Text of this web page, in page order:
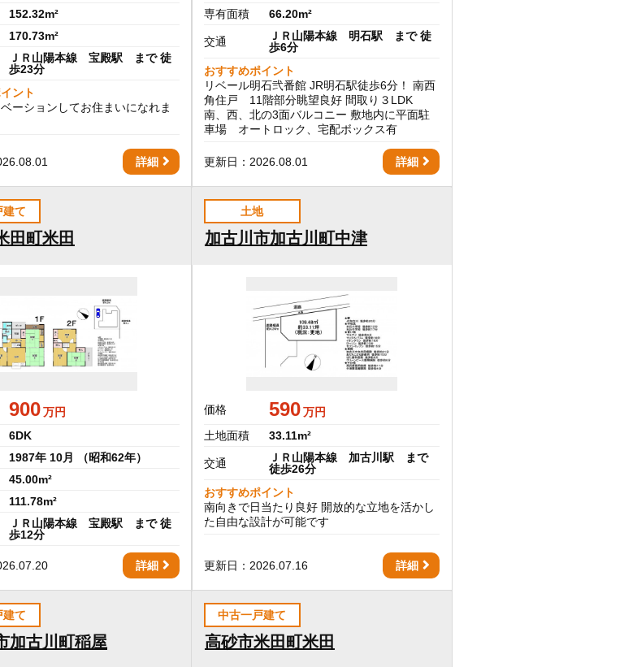
152.32m²
170.73m²
ＪＲ山陽本線 宝殿駅 まで 徒
歩23分
ント
ーションしてお住まいになれま
詳細
専有面積
66.20m²
交通
ＪＲ山陽本線 明石駅 まで 徒
歩6分
おすすめポイント
リベール明石弐番館 JR明石駅徒歩6分！ 南西
角住戸 11階部分眺望良好 間取り３LDK
南、西、北の3面バルコニー 敷地内に平面駐
車場 オートロック、宅配ボックス有
更新日：2026.08.01 詳細
建て
田町米田
900万円
6DK
1987年 10月 （昭和62年）
45.00m²
111.78m²
ＪＲ山陽本線 宝殿駅 まで 徒
歩12分
詳細
土地
加古川市加古川町中津
価格 590万円
土地面積
33.11m²
交通
ＪＲ山陽本線 加古川駅 まで
徒歩26分
おすすめポイント
南向きで日当たり良好 開放的な立地を活かし
た自由な設計が可能です
更新日：2026.07.16 詳細
建て
加古川町稲屋
中古一戸建て
高砂市米田町米田